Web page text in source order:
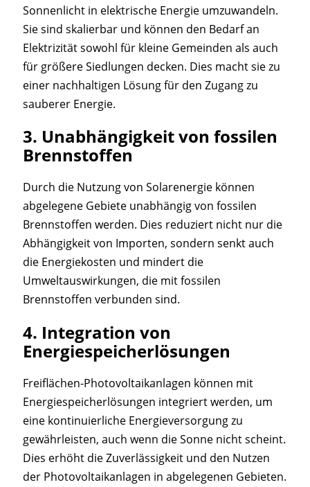
Sonnenlicht in elektrische Energie umzuwandeln.
Sie sind skalierbar und können den Bedarf an
Elektrizität sowohl für kleine Gemeinden als auch
für größere Siedlungen decken. Dies macht sie zu
einer nachhaltigen Lösung für den Zugang zu
sauberer Energie.
3. Unabhängigkeit von fossilen
Brennstoffen
Durch die Nutzung von Solarenergie können
abgelegene Gebiete unabhängig von fossilen
Brennstoffen werden. Dies reduziert nicht nur die
Abhängigkeit von Importen, sondern senkt auch
die Energiekosten und mindert die
Umweltauswirkungen, die mit fossilen
Brennstoffen verbunden sind.
4. Integration von
Energiespeicherlösungen
Freiflächen-Photovoltaikanlagen können mit
Energiespeicherlösungen integriert werden, um
eine kontinuierliche Energieversorgung zu
gewährleisten, auch wenn die Sonne nicht scheint.
Dies erhöht die Zuverlässigkeit und den Nutzen
der Photovoltaikanlagen in abgelegenen Gebieten.